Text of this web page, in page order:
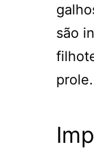
são
prole.